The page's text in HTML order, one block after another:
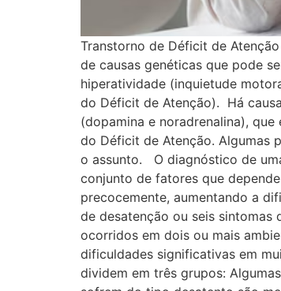
Transtorno de Déficit de
de causas genéticas que pode
hiperatividade (inquietude
do Déficit de Atenção). Há
(dopamina e noradrenalina),
do Déficit de Atenção. Algumas
o assunto. O diagnóstico de
conjunto de fatores que
precocemente, aumentando a
de desatenção ou seis sintomas
ocorridos em dois ou mais
dificuldades significativas em
dividem em três grupos: